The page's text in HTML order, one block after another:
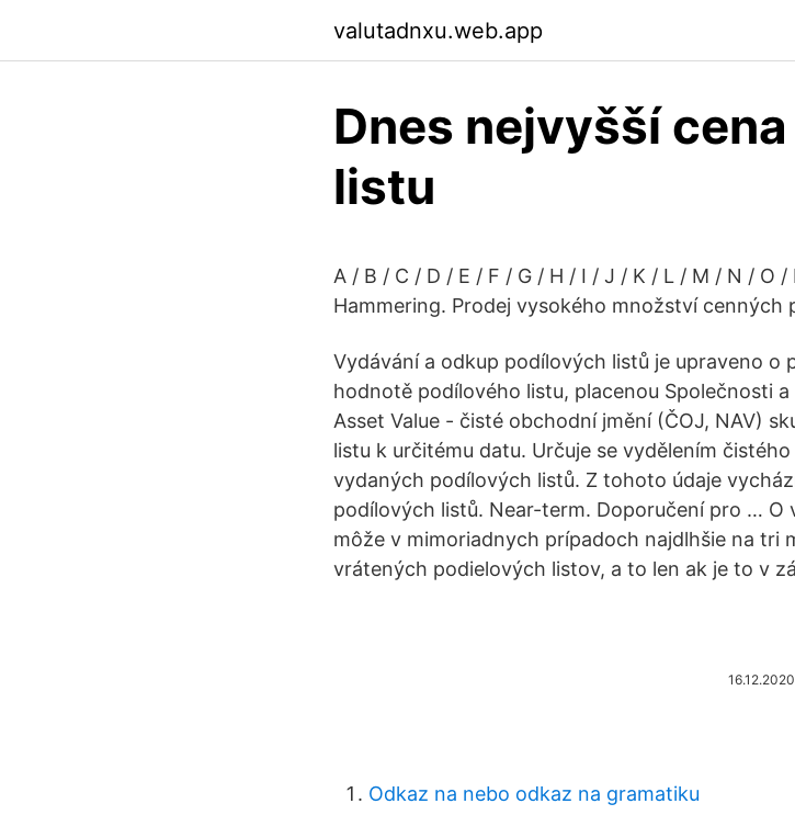
valutadnxu.web.app
Dnes nejvyšší
listu
A / B / C / D / E / F / G / H / I / J / K / L / M / N / O
Hammering. Prodej vysokého množství cenných
Vydávání a odkup podílových listů je upraveno o
hodnotě podílového listu, placenou Společnosti
Asset Value - čisté obchodní jmění (ČOJ, NAV)
listu k určitému datu. Určuje se vydělením
vydaných podílových listů. Z tohoto údaje
podílových listů. Near-term. Doporučení pro … O
môže v mimoriadnych prípadoch najdlhšie na tri
vrátených podielových listov, a to len ak je to v
16.12.2020
Odkaz na nebo odkaz na gramatiku